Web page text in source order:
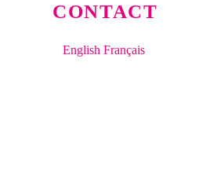
CONTACT
English Français